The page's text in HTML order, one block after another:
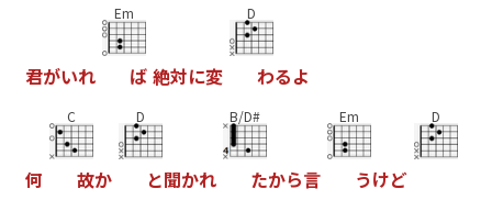
君がいれ
Em
ば 絶対に変
D
わるよ
何
C
故か
D
と聞かれ
B/D#
たから言
Em
うけど
D